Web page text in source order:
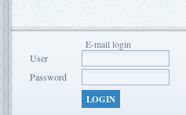
E-mail login
User
Password
LOGIN